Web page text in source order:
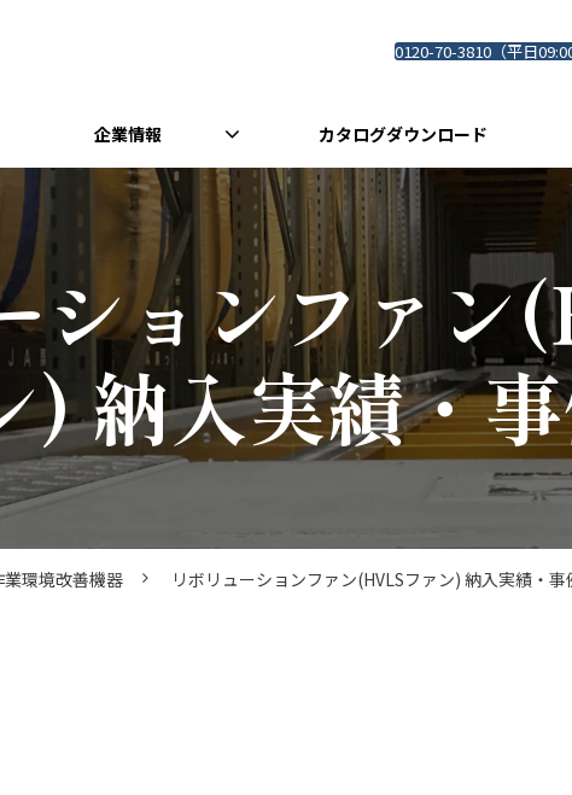
0120-70-3810（平日
企業情報 カタログダウンロード
ションファ
) 納入実績・
業環境改善機器
リボリューションファン(HVLSファン) 納入実績・事